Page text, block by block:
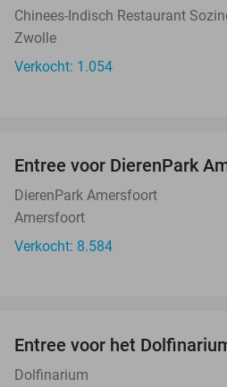
Chinees-Indisch Restaurant
Zwolle
Verkocht: 1.054
Entree voor DierenPark
DierenPark Amersfoort
Amersfoort
Verkocht: 8.584
Entree voor het
Dolfinarium